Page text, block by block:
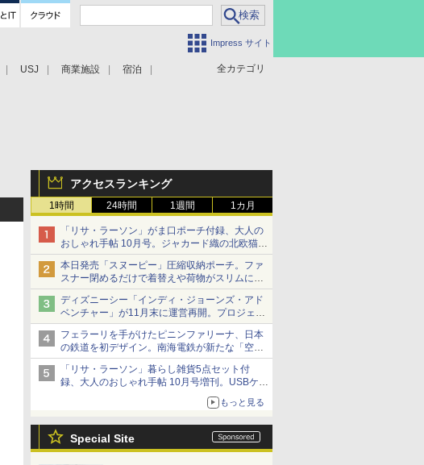
Impress サイト
全カテゴリ
USJ 商業施設 宿泊
アクセスランキング
1時間 24時間 1週間 1カ月
「リサ・ラーソン」がま口ポーチ付録、大人の
おしゃれ手帖 10月号。ジャカード織の北欧猫デ
ザイン
本日発売「スヌーピー」圧縮収納ポーチ。ファ
スナー閉めるだけで着替えや荷物がスリムにま
とまる
ディズニーシー「インディ・ジョーンズ・アド
ベンチャー」が11月末に運営再開。プロジェク
ションマッピングを追加、DPAは1500円
フェラーリを手がけたピニンファリーナ、日本
の鉄道を初デザイン。南海電鉄が新たな「空港
特急」をなにわ筋線へ導入
「リサ・ラーソン」暮らし雑貨5点セット付
録、大人のおしゃれ手帖 10月号増刊。USBケー
もっと見る
Special Site